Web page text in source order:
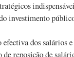
investimento
dos salários e
reposição de